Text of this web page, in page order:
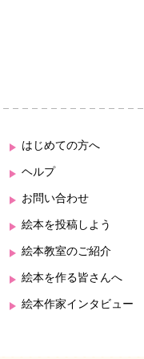
はじめての方へ
ヘルプ
お問い合わせ
絵本を投稿しよう
絵本教室のご紹介
絵本を作る皆さんへ
絵本作家インタビュー